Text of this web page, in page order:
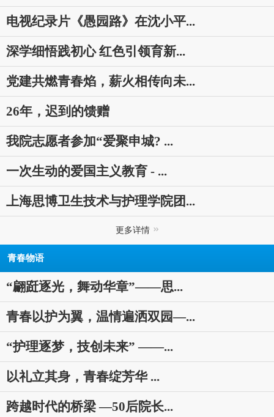
电视纪录片《愚园路》在沈小平...
深学细悟践初心 红色引领育新...
党建共燃青春焰，薪火相传向未...
26年，迟到的馈赠
我院志愿者参加“爱聚申城? ...
一次生动的爱国主义教育 - ...
上海思博卫生技术与护理学院团...
更多详情
青春物语
“翩跹逐光，舞动华章”——思...
青春以护为翼，温情遍洒双园—...
“护理逐梦，技创未来” ——...
以礼立其身，青春绽芳华 ...
跨越时代的桥梁 —50后院长...